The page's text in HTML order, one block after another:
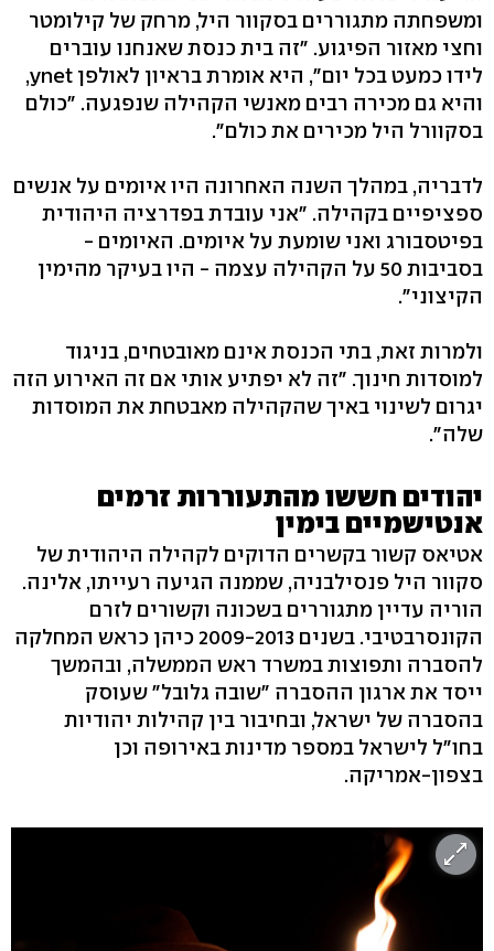
ומשפחתה מתגוררים בסקוור היל, מרחק של קילומטר
וחצי מאזור הפיגוע. "זה בית כנסת שאנחנו עוברים
לידו כמעט בכל יום", היא אומרת בראיון לאולפן ynet,
והיא גם מכירה רבים מאנשי הקהילה שנפגעה. "כולם
בסקוורל היל מכירים את כולם".
לדבריה, במהלך השנה האחרונה היו איומים על אנשים
ספציפיים בקהילה. "אני עובדת בפדרציה היהודית
בפיטסבורג ואני שומעת על איומים. האיומים -
בסביבות 50 על הקהילה עצמה - היו בעיקר מהימין
הקיצוני".
ולמרות זאת, בתי הכנסת אינם מאובטחים, בניגוד
למוסדות חינוך. "זה לא יפתיע אותי אם זה האירוע הזה
יגרום לשינוי באיך שהקהילה מאבטחת את המוסדות
שלה".
יהודים חששו מהתעוררות זרמים
אנטישמיים בימין
אטיאס קשור בקשרים הדוקים לקהילה היהודית של
סקוור היל פנסילבניה, שממנה הגיעה רעייתו, אלינה.
הוריה עדיין מתגוררים בשכונה וקשורים לזרם
הקונסרבטיבי. בשנים 2009-2013 כיהן כראש המחלקה
להסברה ותפוצות במשרד ראש הממשלה, ובהמשך
ייסד את ארגון ההסברה "שובה גלובל" שעוסק
בהסברה של ישראל, ובחיבור בין קהילות יהודיות
בחו"ל לישראל במספר מדינות באירופה וכן
בצפון-אמריקה.